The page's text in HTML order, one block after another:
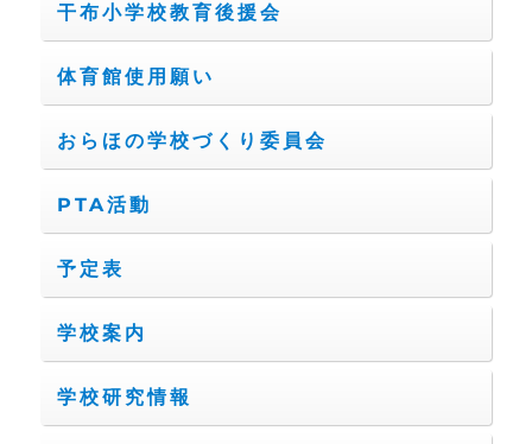
干布小学校教育後援会
体育館使用願い
おらほの学校づくり委員会
PTA活動
予定表
学校案内
学校研究情報